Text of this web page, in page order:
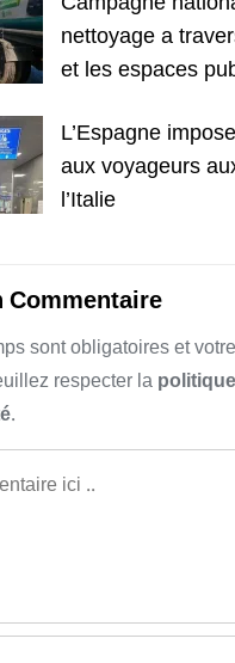
nettoyage a
et les espaces
L’Espagne
aux voyageurs
l’Italie
sont obligatoires et
respecter la
.